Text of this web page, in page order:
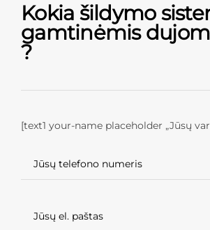
Kokia šildymo
gamtinėmis
?
[text1 your-name placeholder „Jūsų